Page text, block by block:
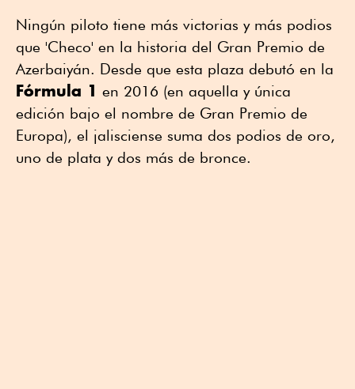
Ningún piloto tiene más victorias y más podios
que 'Checo' en la historia del Gran Premio de
Azerbaiyán. Desde que esta plaza debutó en la
Fórmula 1 en 2016 (en aquella y única
edición bajo el nombre de Gran Premio de
Europa), el jalisciense suma dos podios de oro,
uno de plata y dos más de bronce.